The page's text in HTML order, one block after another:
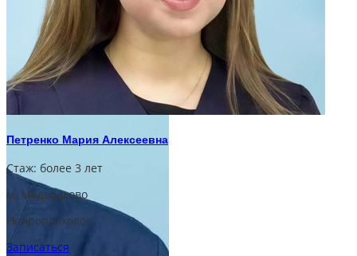
Петренко Мария Алексеевна
Стаж: более 3 лет
м. Медведково
Нейропсихолог
Записаться